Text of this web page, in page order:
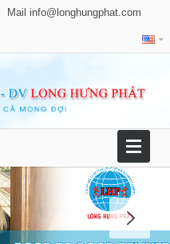
Mail info@longhungphat.com